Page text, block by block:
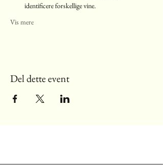
identificere forskellige vine.
Vis mere
Del dette event